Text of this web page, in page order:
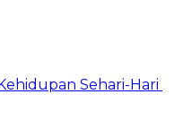
Sehari-Hari